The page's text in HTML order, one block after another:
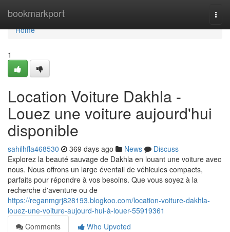
bookmarkport
Home
Home
1
Location Voiture Dakhla -
Louez une voiture aujourd'hui
disponible
sahilhfla468530 369 days ago News
Discuss
Explorez la beauté sauvage de Dakhla en louant une voiture avec
nous. Nous offrons un large éventail de véhicules compacts,
parfaits pour répondre à vos besoins. Que vous soyez à la
recherche d'aventure ou de
https://reganmgrj828193.blogkoo.com/location-voiture-dakhla-
louez-une-voiture-aujourd-hui-à-louer-55919361
Comments
Who Upvoted